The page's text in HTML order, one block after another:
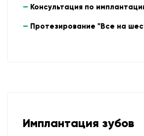
Консультация по
Протезирование "Все на
Имплантация зубов